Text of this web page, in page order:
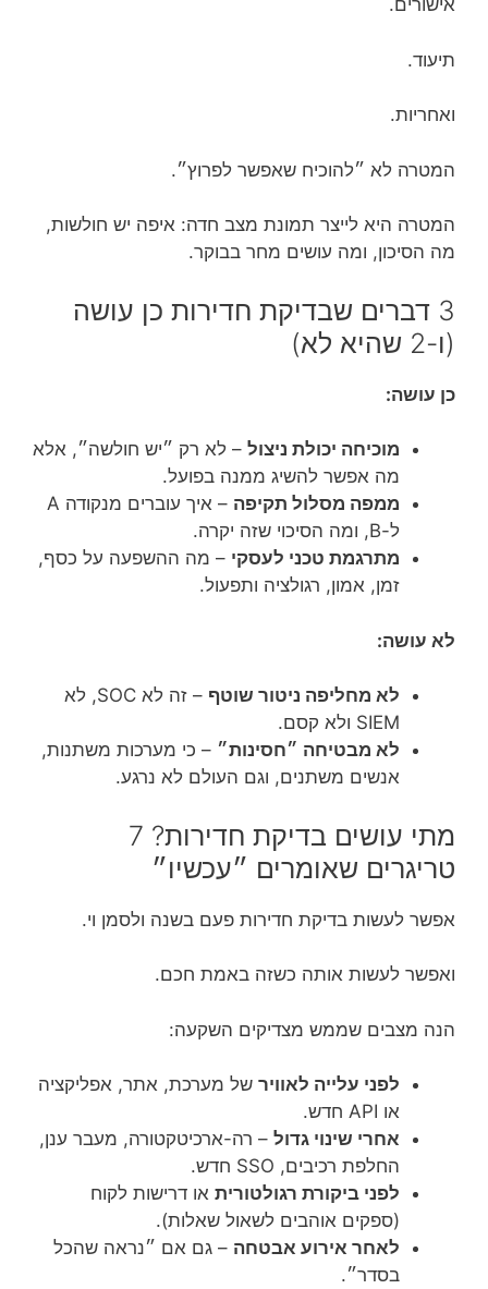
אישורים.
תיעוד.
ואחריות.
המטרה לא ״להוכיח שאפשר לפרוץ״.
המטרה היא לייצר תמונת מצב חדה: איפה יש חולשות,
מה הסיכון, ומה עושים מחר בבוקר.
3 דברים שבדיקת חדירות כן עושה
(ו-2 שהיא לא)
כן עושה:
מוכיחה יכולת ניצול – לא רק ״יש חולשה״, אלא
מה אפשר להשיג ממנה בפועל.
ממפה מסלול תקיפה
– איך עוברים מנקודה A
ל-B, ומה הסיכוי שזה יקרה.
מתרגמת טכני לעסקי – מה ההשפעה על כסף,
זמן, אמון, רגולציה ותפעול.
לא עושה:
לא מחליפה ניטור שוטף
– זה לא SOC, לא
SIEM ולא קסם.
לא מבטיחה ״חסינות״ – כי מערכות משתנות,
אנשים משתנים, וגם העולם לא נרגע.
מתי עושים בדיקת חדירות? 7
טריגרים שאומרים ״עכשיו״
אפשר לעשות בדיקת חדירות פעם בשנה ולסמן וי.
ואפשר לעשות אותה כשזה באמת חכם.
הנה מצבים שממש מצדיקים השקעה:
לפני עלייה לאוויר של מערכת, אתר, אפליקציה
או API חדש.
אחרי שינוי גדול – רה-ארכיטקטורה, מעבר ענן,
החלפת רכיבים, SSO חדש.
לפני ביקורת רגולטורית או דרישות לקוח
(ספקים אוהבים לשאול שאלות).
לאחר אירוע אבטחה – גם אם ״נראה שהכל
בסדר״.